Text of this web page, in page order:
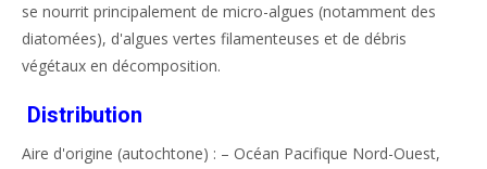
se nourrit principalement de micro-algues (notamment des
diatomées), d'algues vertes filamenteuses et de débris
végétaux en décomposition.
Distribution
Aire d'origine (autochtone) : – Océan Pacifique Nord-Ouest,